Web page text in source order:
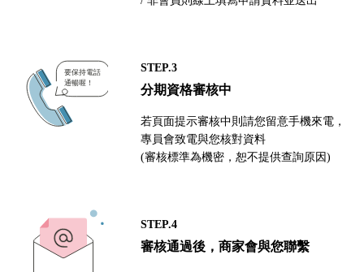
STEP.3
分期資格審核中
若頁面提示審核中則請您留意手機來電，
專員會致電與您核對資料
(審核標準為機密，恕不提供查詢原因)
STEP.4
審核通過後，商家會與您聯繫